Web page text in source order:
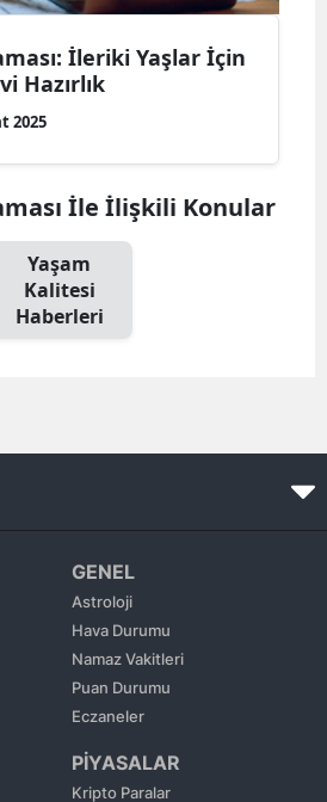
Çanakkale
Denizli
Diyarbakır
Giresun
Gümüşhane
Hakkari
Isparta
İleriki Yaşlar İçin
Hazırlık
2025
İle İlişkili Konular
Yaşam
Kalitesi
Haberleri
GENEL
Astroloji
Hava Durumu
Namaz Vakitleri
Puan Durumu
Eczaneler
PİYASALAR
Kripto Paralar